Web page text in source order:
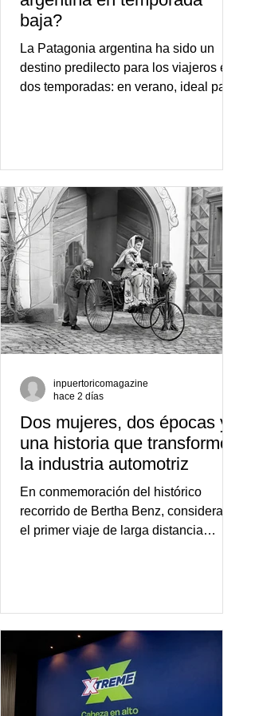
baja?
La Patagonia argentina ha sido un
destino predilecto para los viajeros en
dos temporadas: en verano, ideal para
nevados en las montañas
Dos mujeres, dos épocas y
una historia que transformó
la industria automotriz
En conmemoración del histórico
recorrido de Bertha Benz, considerado
el primer viaje de larga distancia
inpuertoricomagazine
hace 2 días